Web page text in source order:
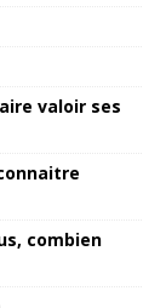
valoir ses
combien